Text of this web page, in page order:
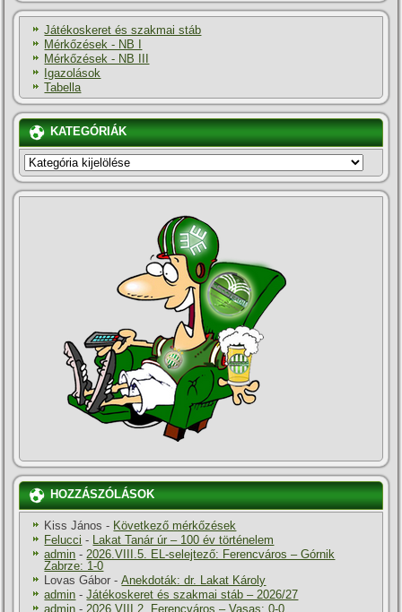
Játékoskeret és szakmai stáb
Mérkőzések - NB I
Mérkőzések - NB III
Igazolások
Tabella
KATEGÓRIÁK
KATEGÓRIÁK
HOZZÁSZÓLÁSOK
Kiss János - Következő mérkőzések
Felucci -
Lakat Tanár úr – 100 év történelem
admin - 2026.VIII.5. EL-selejtező: Ferencváros – Górnik
Zabrze: 1-0
Lovas Gábor -Anekdoták: dr. Lakat Károly
admin -Játékoskeret és szakmai stáb – 2026/27
admin - 2026.VIII.2. Ferencváros – Vasas: 0-0